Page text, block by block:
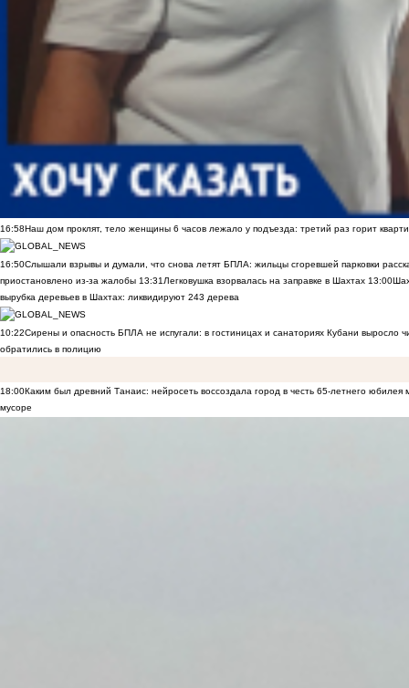
16:58Наш дом проклят, тело женщины 6 часов лежало у подъезда: третий раз горит
16:50Слышали взрывы и думали, что снова летят БПЛА: жильцы сгоревшей парковки
приостановлено из-за жалобы 13:31 Легковушка взорвалась на заправке в Шахтах 13:00
вырубка деревьев в Шахтах: ликвидируют 243 дерева
10:22Сирены и опасность БПЛА не испугали: в гостиницах и санаториях Кубани выросло
обратились в полицию
18:00Каким был древний Танаис: нейросеть воссоздала город в честь 65-летнего юбилея
мусоре